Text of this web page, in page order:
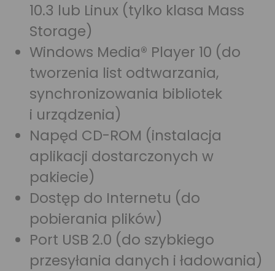
10.3 lub Linux (tylko klasa Mass
Storage)
Windows Media® Player 10 (do
tworzenia list odtwarzania,
synchronizowania bibliotek
i urządzenia)
Napęd CD-ROM (instalacja
aplikacji dostarczonych w
pakiecie)
Dostęp do Internetu (do
pobierania plików)
Port USB 2.0 (do szybkiego
przesyłania danych i ładowania)